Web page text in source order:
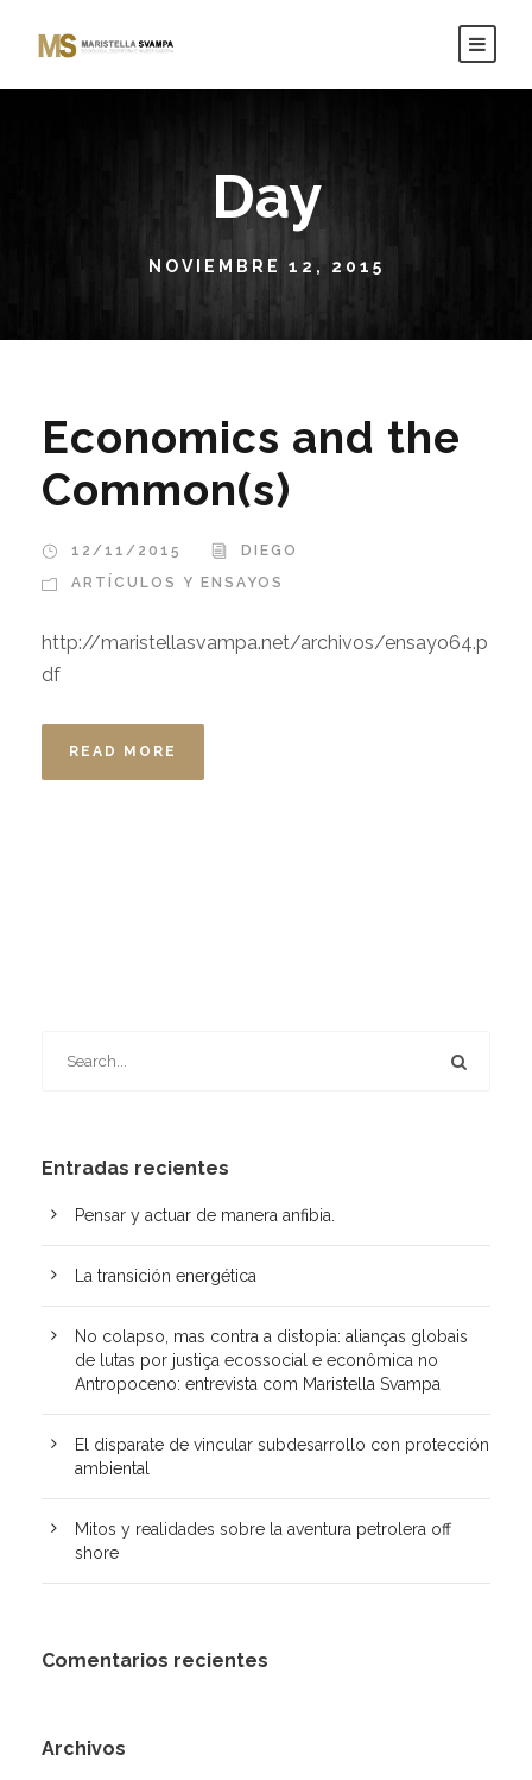
Day
NOVIEMBRE 12, 2015
Economics and the
Common(s)
12/11/2015
DIEGO
ARTÍCULOS Y ENSAYOS
http://maristellasvampa.net/archivos/ensayo64.p
df
READ MORE
Entradas recientes
Pensar y actuar de manera anfibia.
La transición energética
No colapso, mas contra a distopia: alianças globais
de lutas por justiça ecossocial e econômica no
Antropoceno: entrevista com Maristella Svampa
El disparate de vincular subdesarrollo con protección
ambiental
Mitos y realidades sobre la aventura petrolera off
shore
Comentarios recientes
Archivos